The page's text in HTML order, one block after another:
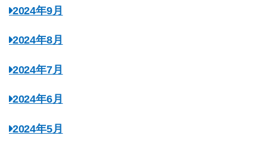
2024年9月
2024年8月
2024年7月
2024年6月
2024年5月